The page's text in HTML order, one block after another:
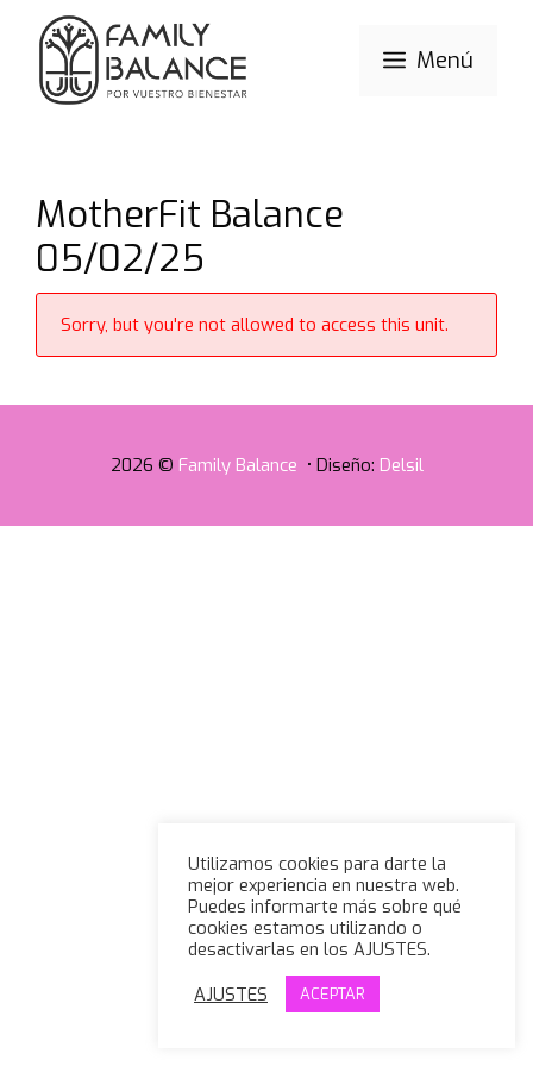
Saltar
contenido
Menú
MotherFit Balance
05/02/25
Sorry, but you're not allowed to access this unit.
2026 © Family Balance • Diseño: Delsil
Utilizamos cookies para darte la
mejor experiencia en nuestra web.
Puedes informarte más sobre qué
cookies estamos utilizando o
desactivarlas en los AJUSTES.
AJUSTES
ACEPTAR